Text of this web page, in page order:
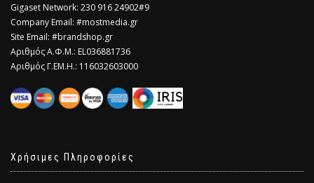
Gigaset Network: 230 916 24902#9
Company Email: #mostmedia.gr
Site Email: #brandshop.gr
Αριθμός Α.Φ.Μ.: EL036881736
Αριθμός Γ.ΕΜ.Η.: 116032603000
Χρήσιμες Πληροφορίες